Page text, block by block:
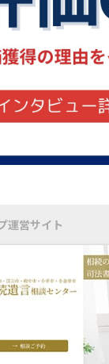
運営サイト